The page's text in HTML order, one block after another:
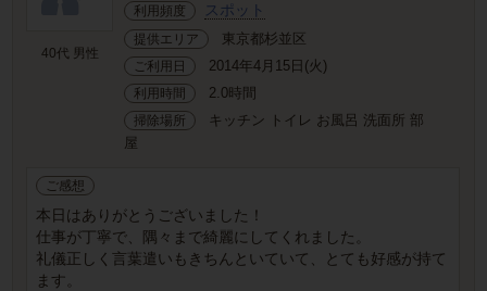
40代 男性
利用頻度
スポット
提供エリア 東京都杉並区
ご利用日 2014年4月15日(火)
利用時間 2.0時間
掃除場所
キッチン トイレ お風呂 洗面所 部
屋
ご感想
本日はありがとうございました！
仕事が丁寧で、隅々まで綺麗にしてくれました。
礼儀正しく言葉遣いもきちんといていて、とても好感が持て
ます。